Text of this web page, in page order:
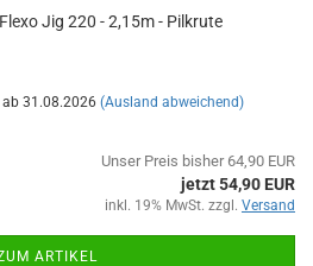
Jig 220 - 2,15m - Pilkrute
31.08.2026 (Ausland abweichend)
Unser Preis bisher 64,90 EUR
jetzt 54,90 EUR
inkl. 19% MwSt. zzgl. Versand
ARTIKEL